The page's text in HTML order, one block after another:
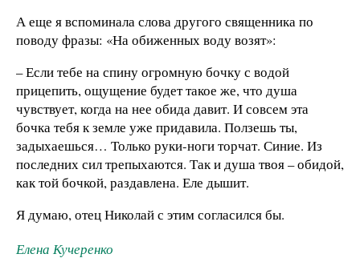
А еще я вспоминала слова другого священника по
поводу фразы: «На обиженных воду возят»:
– Если тебе на спину огромную бочку с водой
прицепить, ощущение будет такое же, что душа
чувствует, когда на нее обида давит. И совсем эта
бочка тебя к земле уже придавила. Ползешь ты,
задыхаешься… Только руки-ноги торчат. Синие. Из
последних сил трепыхаются. Так и душа твоя – обидой,
как той бочкой, раздавлена. Еле дышит.
Я думаю, отец Николай с этим согласился бы.
Елена Кучеренко